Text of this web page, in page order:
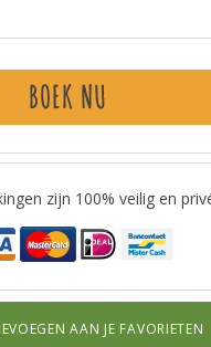
BOEK NU
zijn 100% veilig en
AAN JE FAVORIETEN